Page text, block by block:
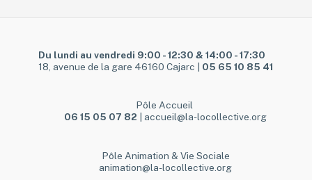
Du lundi au vendredi 9:00 - 12:30 & 14:00 - 17:30
18, avenue de la gare 46160 Cajarc | 05 65 10 85 41
Pôle Accueil
06 15 05 07 82 | accueil@la-locollective.org
Pôle Animation & Vie Sociale
animation@la-locollective.org